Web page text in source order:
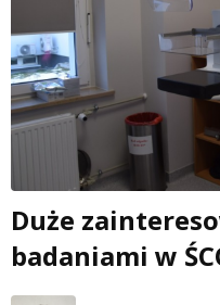
Duże
badaniami w